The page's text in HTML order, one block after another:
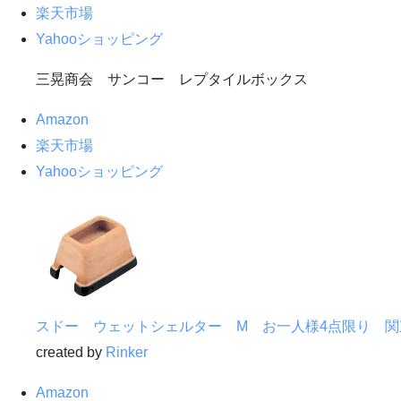
楽天市場
Yahooショッピング
三晃商会 サンコー レプタイルボックス
Amazon
楽天市場
Yahooショッピング
スドー ウェットシェルター M お一人様4点限り 関
created by Rinker
Amazon